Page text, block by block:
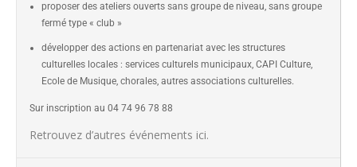
proposer des ateliers ouverts sans groupe de niveau, sans groupe
fermé type « club »
développer des actions en partenariat avec les structures
culturelles locales : services culturels municipaux, CAPI Culture,
Ecole de Musique, chorales, autres associations culturelles.
Sur inscription au 04 74 96 78 88
Retrouvez d’autres événements ici.